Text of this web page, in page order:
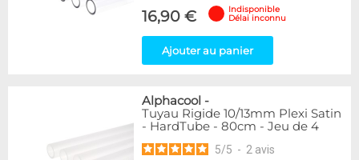
16,90 €
Indisponible
Délai inconnu
Ajouter au panier
Alphacool -
Tuyau Rigide 10/13mm Plexi Satin
- HardTube - 80cm - Jeu de 4
5/5 - 2 avis